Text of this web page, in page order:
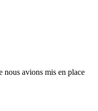
nous avions mis en place